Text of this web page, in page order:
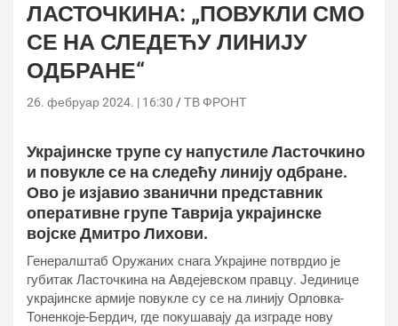
ЛАСТОЧКИНА: „ПОВУКЛИ СМО
СЕ НА СЛЕДЕЋУ ЛИНИЈУ
ОДБРАНЕ“
26. фебруар 2024. | 16:30 ТВ ФРОНТ
Украјинске трупе су напустиле Ласточкино
и повукле се на следећу линију одбране.
Ово је изјавио званични представник
оперативне групе Таврија украјинске
војске Дмитро Лихови.
Генералштаб Оружаних снага Украјине потврдио је
губитак Ласточкина на Авдејевском правцу. Јединице
украјинске армије повукле су се на линију Орловка-
Тоненкоје-Бердич, где покушавају да изграде нову